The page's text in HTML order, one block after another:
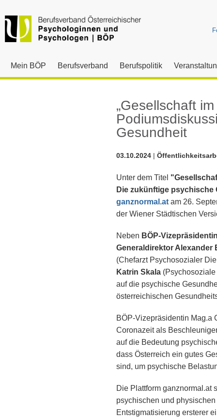
Mein BÖP Berufsverband Berufspolitik
„Gesellschaft
Gesundheit
03.10.2024 |
Unter dem Titel
Die zukünftige
ganznormal.at am 26.
der Wiener Städtischen
Neben BÖP-
Generaldirektor Alexander
(Chefarzt Psychosozialer
Katrin Skala
auf die psychische
österreichischen
BÖP-Vizepräsidentin Mag.a
Coronazeit als
auf die Bedeutung
dass Österreich ein gutes
sind, um psychische
Die Plattform ganznormal.at
psychischen und
Entstigmatisierung ersterer